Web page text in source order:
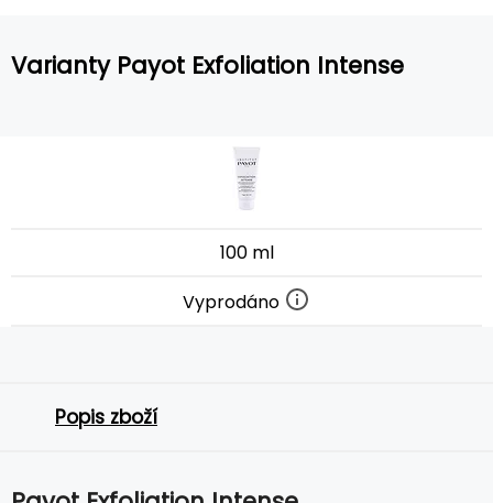
Varianty Payot Exfoliation Intense
100 ml
Vyprodáno
Popis zboží